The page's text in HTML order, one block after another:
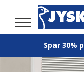
Spar 30%